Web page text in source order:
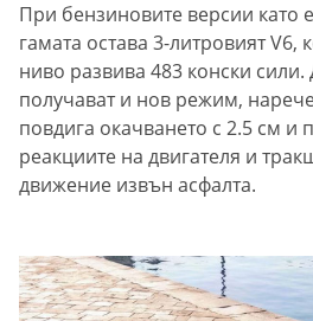
При бензиновите версии като
гамата остава 3-литровият V6,
ниво развива 483 конски
получават и нов режим,
повдига окачването с 2.5 см и
реакциите на двигателя и
движение извън асфалта.